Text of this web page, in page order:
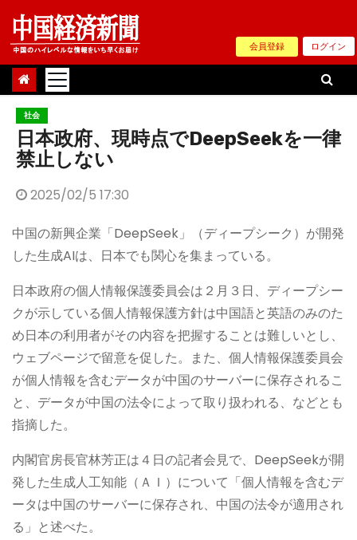
Skip
content
会員登録 ログイン
社会
日本政府、現時点でDeepSeekを一律
禁止しない
2025/02/5 17:30
中国の新興企業「DeepSeek」（ディープシーク）が開発
した生成AIは、日本でも関心を集まっている。
日本政府の個人情報保護委員会は２月３日、ディープシー
クが示している個人情報保護方針は中国語と英語のみのた
め日本の利用者がその内容を把握することは難しいとし、
ウェブページで留意を促した。また、個人情報保護委員会
が個人情報を含むデータが中国のサーバーに保存されるこ
と、データが中国の法令によって取り扱われる、などとも
指摘した。
内閣官房長官林芳正は４日の記者会見で、DeepSeekが開
発した生成人工知能（ＡＩ）について「個人情報を含むデ
ータは中国のサーバーに保存され、中国の法令が適用され
る」と述べた。